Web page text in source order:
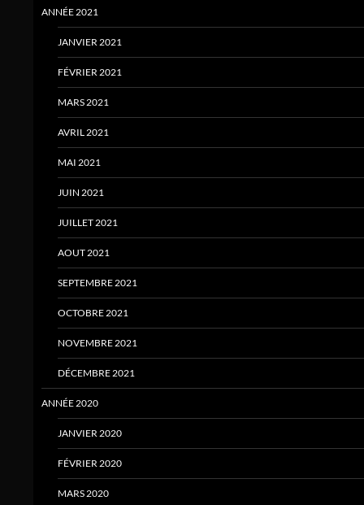
ANNÉE 2021
JANVIER 2021
FÉVRIER 2021
MARS 2021
AVRIL 2021
MAI 2021
JUIN 2021
JUILLET 2021
AOUT 2021
SEPTEMBRE 2021
OCTOBRE 2021
NOVEMBRE 2021
DÉCEMBRE 2021
ANNÉE 2020
JANVIER 2020
FÉVRIER 2020
MARS 2020